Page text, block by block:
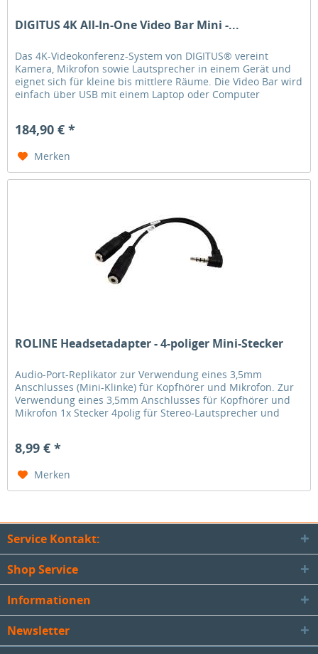
DIGITUS 4K All-In-One Video Bar Mini -...
Das 4K-Videokonferenz-System von DIGITUS® vereint
Kamera, Mikrofon sowie Lautsprecher in einem Gerät und
eignet sich für kleine bis mittlere Räume. Die Video Bar wird
einfach über USB mit einem Laptop oder Computer
184,90 € *
Merken
ROLINE Headsetadapter - 4-poliger Mini-Stecker
Audio-Port-Replikator zur Verwendung eines 3,5mm
Anschlusses (Mini-Klinke) für Kopfhörer und Mikrofon. Zur
Verwendung eines 3,5mm Anschlusses für Kopfhörer und
Mikrofon 1x Stecker 4polig für Stereo-Lautsprecher und
8,99 € *
Merken
Service Kontakt:
Shop Service
Informationen
Newsletter